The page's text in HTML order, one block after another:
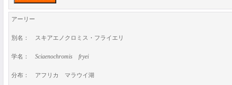
アーリー
別名： スキアエノクロミス・フライエリ
学名： Sciaenochromis fryei
分布： アフリカ マラウイ湖